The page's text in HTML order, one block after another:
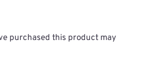
purchased this product may